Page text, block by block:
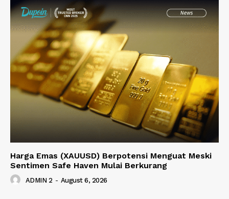
Harga Emas (XAUUSD) Berpotensi Menguat Meski
Sentimen Safe Haven Mulai Berkurang
ADMIN 2 - August 6, 2026